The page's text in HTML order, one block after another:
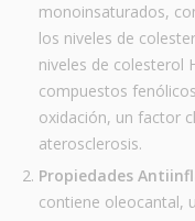
monoinsaturados,
los niveles de
niveles de colesterol
compuestos
oxidación, un factor
aterosclerosis.
Propiedades
contiene oleocantal,